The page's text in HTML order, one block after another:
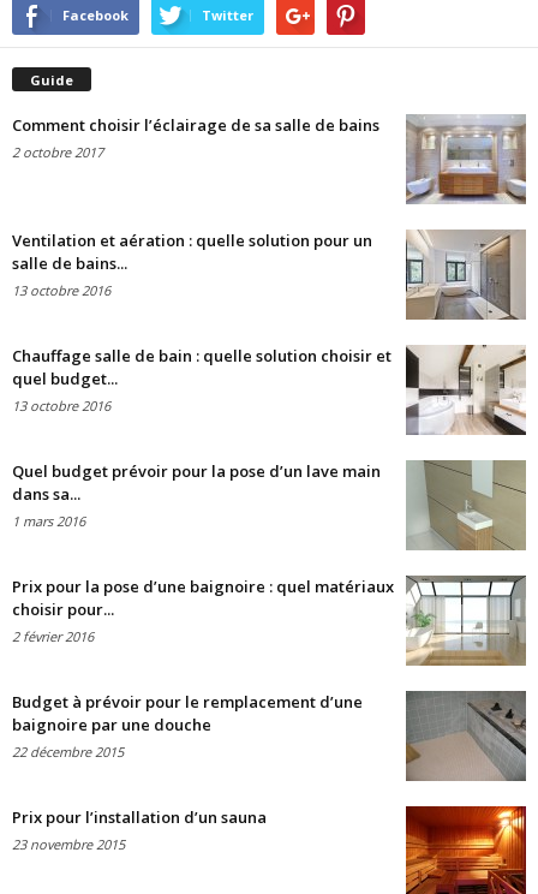
Facebook Twitter
Guide
Comment choisir l’éclairage de sa salle de bains
2 octobre 2017
Ventilation et aération : quelle solution pour un
salle de bains...
13 octobre 2016
Chauffage salle de bain : quelle solution choisir et
quel budget...
13 octobre 2016
Quel budget prévoir pour la pose d’un lave main
dans sa...
1 mars 2016
Prix pour la pose d’une baignoire : quel matériaux
choisir pour...
2 février 2016
Budget à prévoir pour le remplacement d’une
baignoire par une douche
22 décembre 2015
Prix pour l’installation d’un sauna
23 novembre 2015